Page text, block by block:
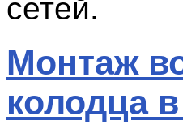
сетей.
Монтаж
колодца